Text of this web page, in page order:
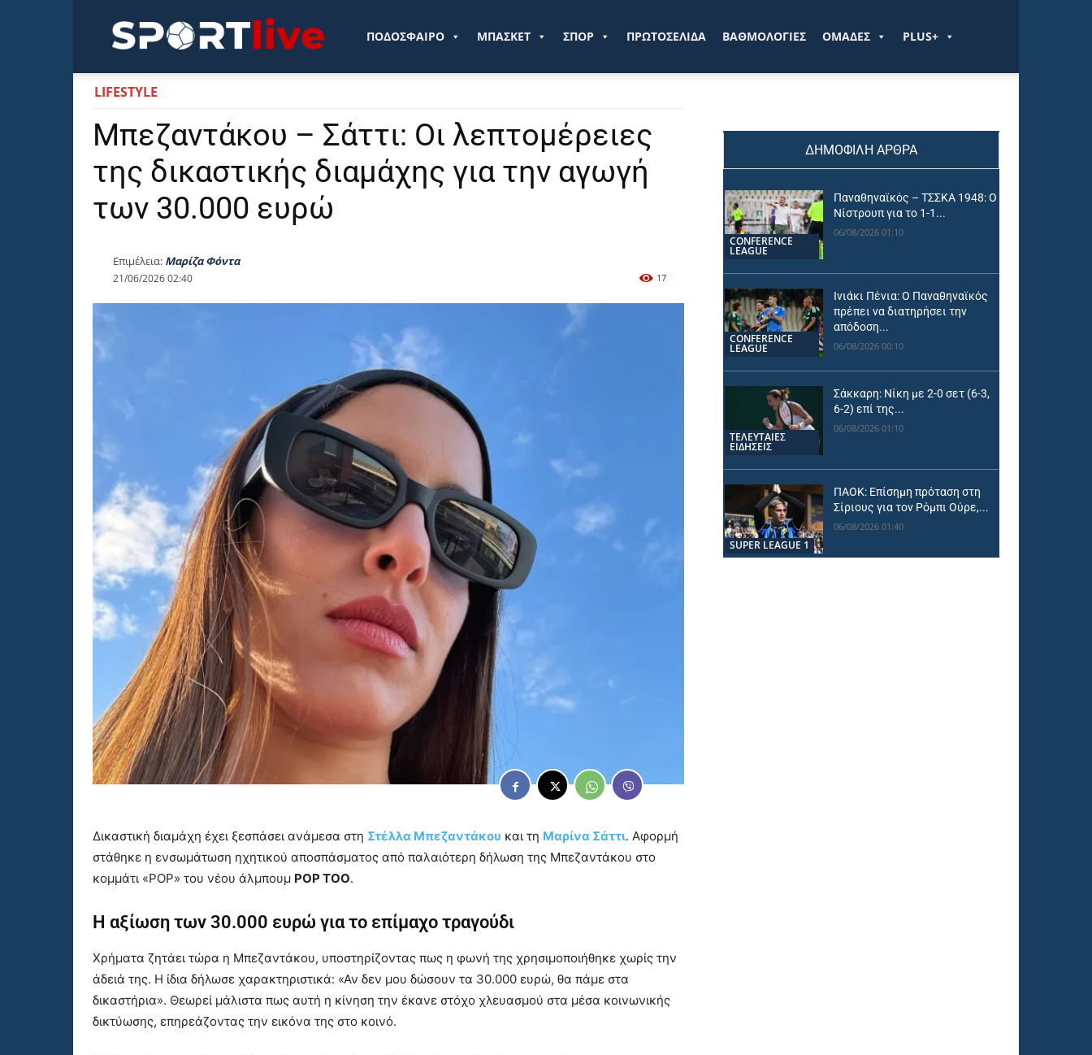
Sportlive.grΠΟΔΟΣΦΑΙΡΟ ΜΠΑΣΚΕΤ ΣΠΟΡ ΠΡΩΤΟΣΕΛΙΔΑ ΒΑΘΜΟΛΟΓΙΕΣ ΟΜΑΔΕΣ PLUS+
LIFESTYLE
Μπεζαντάκου – Σάττι: Οι λεπτομέρειες
της δικαστικής διαμάχης για την αγωγή
των 30.000 ευρώ
Επιμέλεια: Μαρίζα Φόντα
21/06/2026 02:40 17
Δικαστική διαμάχη έχει ξεσπάσει ανάμεσα στη Στέλλα Μπεζαντάκου και τη Μαρίνα Σάττι. Αφορμή
στάθηκε η ενσωμάτωση ηχητικού αποσπάσματος από παλαιότερη δήλωση της Μπεζαντάκου στο
κομμάτι «POP» του νέου άλμπουμ POP TOO.
Η αξίωση των 30.000 ευρώ για το επίμαχο τραγούδι
Χρήματα ζητάει τώρα η Μπεζαντάκου, υποστηρίζοντας πως η φωνή της χρησιμοποιήθηκε χωρίς την
άδειά της. Η ίδια δήλωσε χαρακτηριστικά: «Αν δεν μου δώσουν τα 30.000 ευρώ, θα πάμε στα
δικαστήρια». Θεωρεί μάλιστα πως αυτή η κίνηση την έκανε στόχο χλευασμού στα μέσα κοινωνικής
δικτύωσης, επηρεάζοντας την εικόνα της στο κοινό.
ΔΗΜΟΦΙΛΗ ΑΡΘΡΑ
CONFERENCE
LEAGUE
Παναθηναϊκός – ΤΣΣΚΑ 1948: Ο
Νίστρουπ για το 1-1...
06/08/2026 01:10
CONFERENCE
LEAGUE
Ινιάκι Πένια: Ο Παναθηναϊκός
πρέπει να διατηρήσει την
απόδοση...
06/08/2026 00:10
ΤΕΛΕΥΤΑΙΕΣ
ΕΙΔΗΣΕΙΣ
Σάκκαρη: Νίκη με 2-0 σετ (6-3,
6-2) επί της...
06/08/2026 01:10
SUPER LEAGUE 1
ΠΑΟΚ: Επίσημη πρόταση στη
Σίριους για τον Ρόμπι Ούρε,...
06/08/2026 01:40